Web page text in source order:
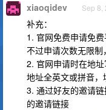
xiaoqidev Sep 8,
补充：
1. 官网免费申请免
不过申请次数无限制
2. 官网申请时在地址
地址全英文或拼音，
3. 通过好友的邀请
的邀请链接